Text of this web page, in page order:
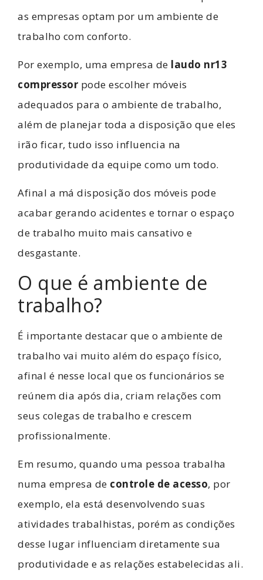
as empresas optam por um ambiente de
trabalho com conforto.
Por exemplo, uma empresa de laudo nr13
compressor pode escolher móveis
adequados para o ambiente de trabalho,
além de planejar toda a disposição que eles
irão ficar, tudo isso influencia na
produtividade da equipe como um todo.
Afinal a má disposição dos móveis pode
acabar gerando acidentes e tornar o espaço
de trabalho muito mais cansativo e
desgastante.
O que é ambiente de
trabalho?
É importante destacar que o ambiente de
trabalho vai muito além do espaço físico,
afinal é nesse local que os funcionários se
reúnem dia após dia, criam relações com
seus colegas de trabalho e crescem
profissionalmente.
Em resumo, quando uma pessoa trabalha
numa empresa de controle de acesso, por
exemplo, ela está desenvolvendo suas
atividades trabalhistas, porém as condições
desse lugar influenciam diretamente sua
produtividade e as relações estabelecidas ali.